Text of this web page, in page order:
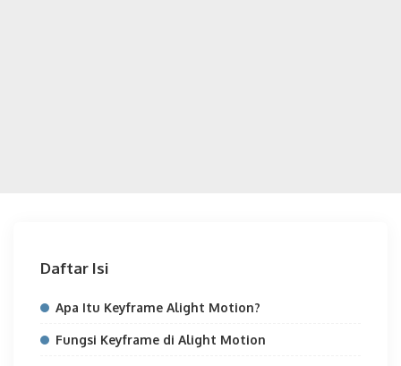
Daftar Isi
Apa Itu Keyframe Alight Motion?
Fungsi Keyframe di Alight Motion